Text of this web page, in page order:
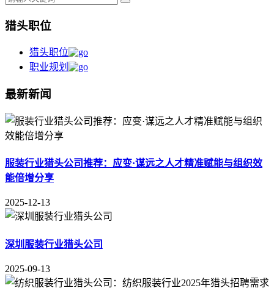
猎头职位
猎头职位
职业规划
最新新闻
服装行业猎头公司推荐：应变·谋远之人才精准赋能与组织效
能倍增分享
2025-12-13
深圳服装行业猎头公司
2025-09-13